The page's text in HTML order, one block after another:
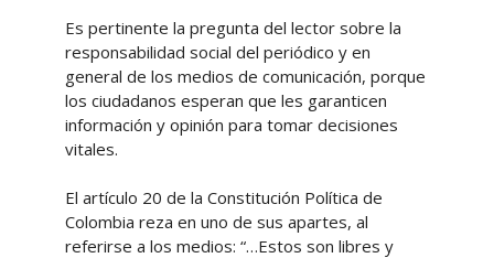
Es pertinente la pregunta del lector sobre la
responsabilidad social del periódico y en
general de los medios de comunicación, porque
los ciudadanos esperan que les garanticen
información y opinión para tomar decisiones
vitales.
El artículo 20 de la Constitución Política de
Colombia reza en uno de sus apartes, al
referirse a los medios: “…Estos son libres y